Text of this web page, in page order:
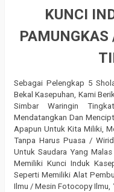
KUNCI
Sebagai Pelengkap 5
Bekal Kasepuhan, Kami
Simbar Waringin
Mendatangkan Dan
Apapun Untuk Kita Miliki,
Tanpa Harus Puasa /
Untuk Saudara Yang
Memiliki Kunci Induk
Seperti Memiliki Alat
Ilmu / Mesin Fotocopy Ilmu,